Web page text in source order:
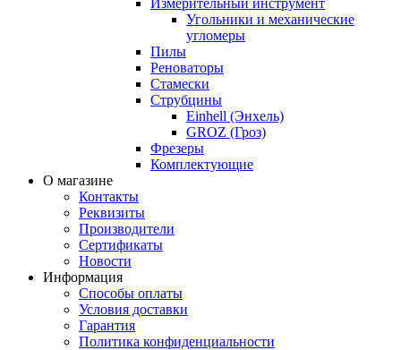
Измерительный инструмент
Угольники и механические
угломеры
Пилы
Реноваторы
Стамески
Струбцины
Einhell (Энхель)
GROZ (Гроз)
Фрезеры
Комплектующие
О магазине
Контакты
Реквизиты
Производители
Сертификаты
Новости
Информация
Способы оплаты
Условия доставки
Гарантия
Политика конфиденциальности